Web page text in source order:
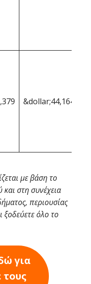
&dollar;44,164
με βάση το
στη συνέχεια
περιουσίας
όλο το
για
τους